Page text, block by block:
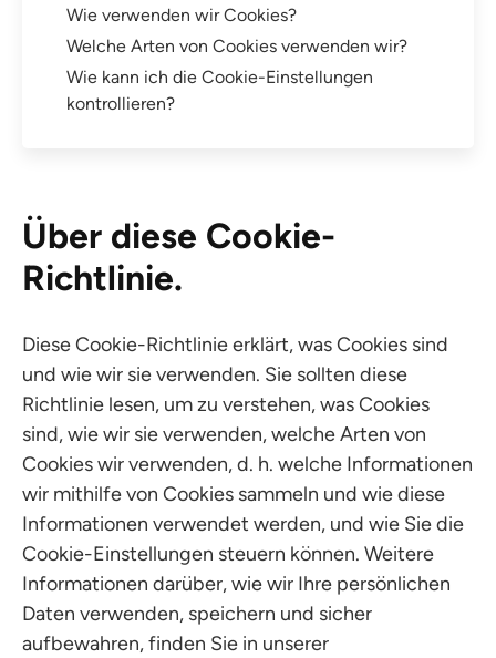
Wie verwenden wir Cookies?
Welche Arten von Cookies verwenden wir?
Wie kann ich die Cookie-Einstellungen
kontrollieren?
Über diese Cookie-
Richtlinie.
Diese Cookie-Richtlinie erklärt, was Cookies sind
und wie wir sie verwenden. Sie sollten diese
Richtlinie lesen, um zu verstehen, was Cookies
sind, wie wir sie verwenden, welche Arten von
Cookies wir verwenden, d. h. welche Informationen
wir mithilfe von Cookies sammeln und wie diese
Informationen verwendet werden, und wie Sie die
Cookie-Einstellungen steuern können. Weitere
Informationen darüber, wie wir Ihre persönlichen
Daten verwenden, speichern und sicher
aufbewahren, finden Sie in unserer